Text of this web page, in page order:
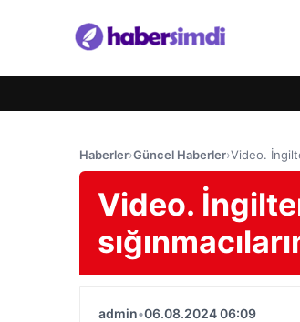
Haberler›Güncel Haberler›Video.
Video.
admin•06.08.2024 06:09